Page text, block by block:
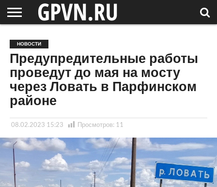
ОБЛАСТЬ
НОВОСТИ
СОСЕДЕЙ
РОССИЯ
/ МИР
СПЕЦПРОЕКТЫ
БЛОГ
СТАТЬИ
ФОТОРЕПОРТАЖИ
ИНТЕРВЬЮ
ОБЪЕКТЫ
ПОДБОРКИ
НОВОСТИ
Предупредительные работы
проведут до мая на мосту
через Ловать в Парфинском
районе
08.02.2023 15:23 Просмотров: 11